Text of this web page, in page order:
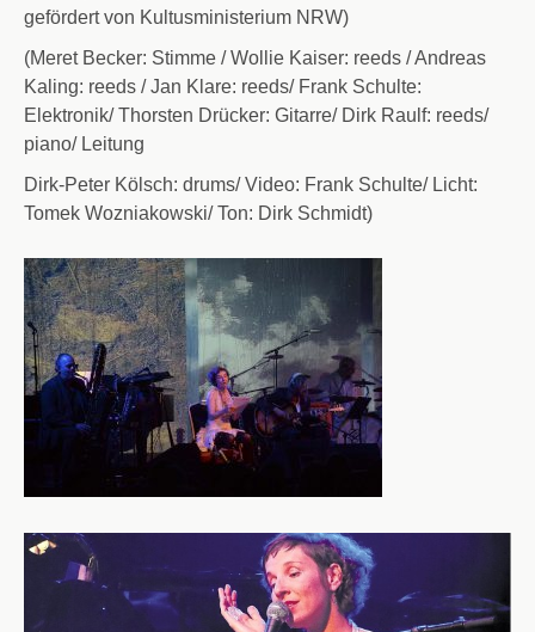
gefördert von Kultusministerium NRW)
(Meret Becker: Stimme /Wollie Kaiser: reeds /Andreas
Kaling: reeds /Jan Klare: reeds/ Frank Schulte:
Elektronik/Thorsten Drücker: Gitarre/ Dirk Raulf: reeds/
piano/ Leitung
Dirk-Peter Kölsch: drums/Video: Frank Schulte/ Licht:
Tomek Wozniakowski/Ton: Dirk Schmidt)